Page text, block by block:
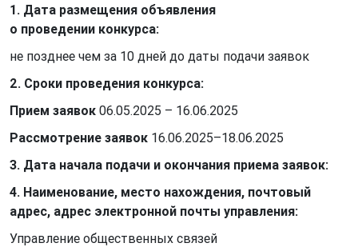
1. Дата размещения объявления
о проведении конкурса:
не позднее чем за 10 дней до даты подачи заявок
2. Сроки проведения конкурса:
Прием заявок 06.05.2025 – 16.06.2025
Рассмотрение заявок 16.06.2025–18.06.2025
3. Дата начала подачи и окончания приема заявок:
4. Наименование, место нахождения, почтовый
адрес, адрес электронной почты управления:
Управление общественных связей